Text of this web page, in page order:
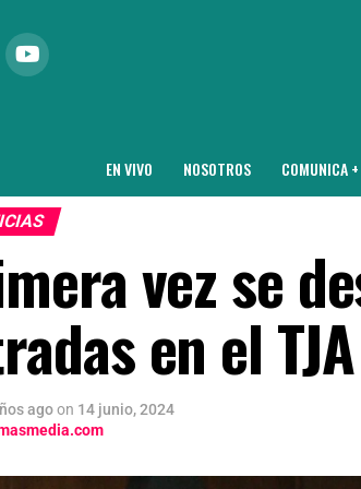
EN VIVO NOSOTROS COMUNICA
vez se
en el TJA
agoon 14 junio, 2024